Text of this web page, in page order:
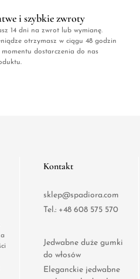
i szybkie zwroty
14 dni na zwrot lub wymianę.
otrzymasz w ciągu 48 godzin
momentu dostarczenia do nas
Kontakt
sklep@spadiora.com
Tel.: +48 608 575 570
Jedwabne duże gumki
do włosów
Eleganckie jedwabne